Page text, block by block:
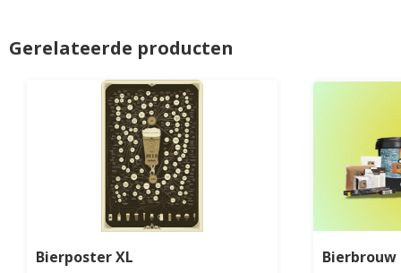
Gerelateerde producten
Bierposter XL